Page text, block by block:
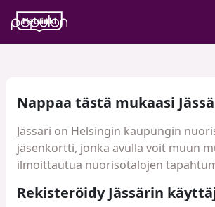
Nappaa tästä mukaasi
Jässäri on Helsingin kaupungin
jäsenkortti, jonka avulla voit muun
ilmoittautua nuorisotalojen
Rekisteröidy Jässärin